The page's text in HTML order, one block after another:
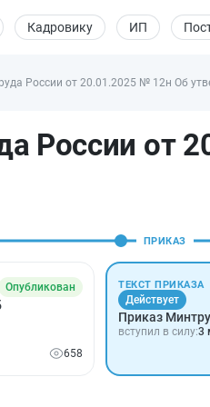
Кадровику ИП
России от 20.01.2025 № 12н Об
России от
Опубликован
658
ПРИКАЗ
ТЕКСТ ПРИКАЗА
Действует
Приказ
вступил в силу:3